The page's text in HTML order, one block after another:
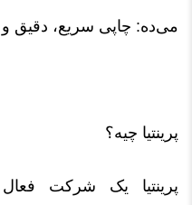
می‌ده: چاپی سریع، دقیق و
پرینتیا چیه؟
پرینتیا یک شرکت